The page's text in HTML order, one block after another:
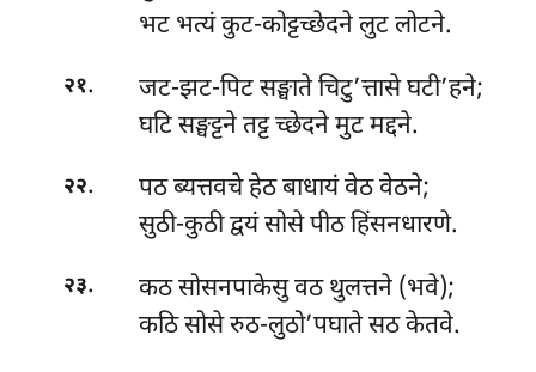
भट भत्यं कुट-कोट्टच्छेदने लुट लोटने.
२१.
जट-झट-पिट सङ्घाते चिटु’त्तासे घटी’हने;
घटि सङ्घट्टने तट्ट च्छेदने मुट मद्दने.
२२.
पठ ब्यत्तवचे हेठ बाधायं वेठ वेठने;
सुठी-कुठी द्वयं सोसे पीठ हिंसनधारणे.
२३.
कठ सोसनपाकेसु वठ थुलत्तने (भवे);
कठि सोसे रुठ-लुठो’पघाते सठ केतवे.